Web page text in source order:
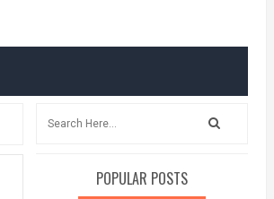
POPULAR POSTS